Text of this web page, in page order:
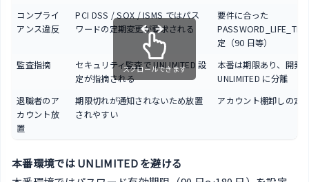
コンプライ
アンス違反
PCI DSS / SOX / ISMS ではパス
ワードの定期変更が要求される
要件に合った
定（90 日等）
監査指摘
セキュリティ監査で UNLIMITED 設
定が指摘される
本番は期限あり、開発
UNLIMITED に分離
退職者のア
カウント放
置
期限切れが通知されないため放置
されやすい
アカウント棚卸しの定
スクロールできます
本番環境では UNLIMITED を避ける